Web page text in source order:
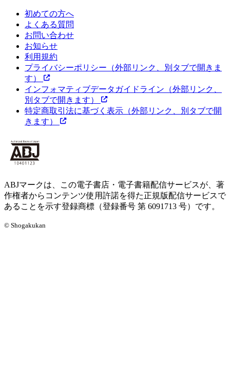
初めての方へ
よくある質問
お問い合わせ
お知らせ
利用規約
プライバシーポリシー （外部リンク、別タブで開きま
す）
インフォマティブデータガイドライン （外部リンク、
別タブで開きます）
特定商取引法に基づく表示 （外部リンク、別タブで開
きます）
ABJマークは、この電子書店・電子書籍配信サービスが、著
作権者からコンテンツ使用許諾を得た正規版配信サービスで
あることを示す登録商標（登録番号 第 6091713 号）です。
© Shogakukan